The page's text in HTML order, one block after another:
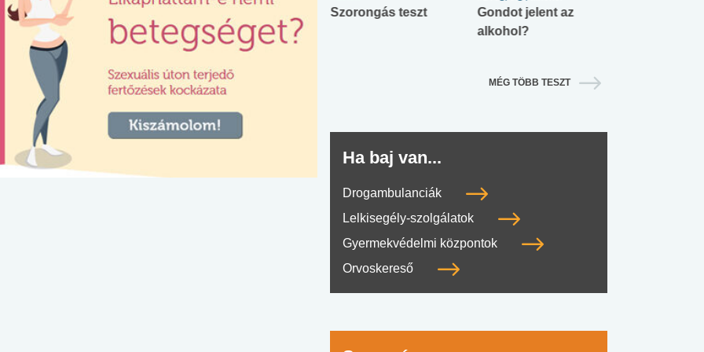
Angol középfokú
nyelvvizsga teszt -
No.42
teszt
Szorongás teszt
Gondot jelent az
alkohol?
MÉG TÖBB TESZT
Ha baj van...
Drogambulanciák
Lelkisegély-szolgálatok
Gyermekvédelmi központok
Orvoskereső